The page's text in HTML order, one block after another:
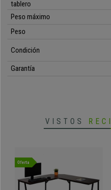
•Amplia superficie de trabajo
•Precioso y moderno diseño
tablero
Peso máximo
Peso
Condición
Garantía
VISTOS
Oferta